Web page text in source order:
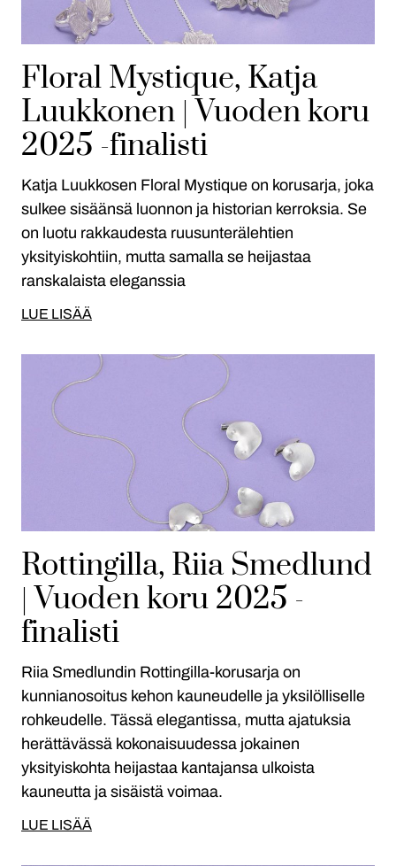
Floral Mystique, Katja
Luukkonen | Vuoden koru
2025 -finalisti
Katja Luukkosen Floral Mystique on korusarja, joka
sulkee sisäänsä luonnon ja historian kerroksia. Se
on luotu rakkaudesta ruusunterälehtien
yksityiskohtiin, mutta samalla se heijastaa
ranskalaista eleganssia
LUE LISÄÄ
Rottingilla, Riia Smedlund
| Vuoden koru 2025 -
finalisti
Riia Smedlundin Rottingilla-korusarja on
kunnianosoitus kehon kauneudelle ja yksilölliselle
rohkeudelle. Tässä elegantissa, mutta ajatuksia
herättävässä kokonaisuudessa jokainen
yksityiskohta heijastaa kantajansa ulkoista
kauneutta ja sisäistä voimaa.
LUE LISÄÄ